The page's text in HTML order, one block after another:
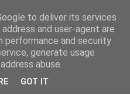
arti per condividere
to deliver its services
and user-agent are
performance and security
generate usage
abuse.
GOT IT